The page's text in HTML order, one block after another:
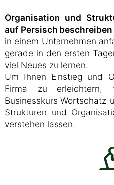
Organisation und
auf Persisch
in einem Unternehmen
gerade in den ersten
viel Neues zu lernen.
Um Ihnen Einstieg und
Firma zu
Businesskurs Wortschatz
Strukturen und
verstehen lassen.